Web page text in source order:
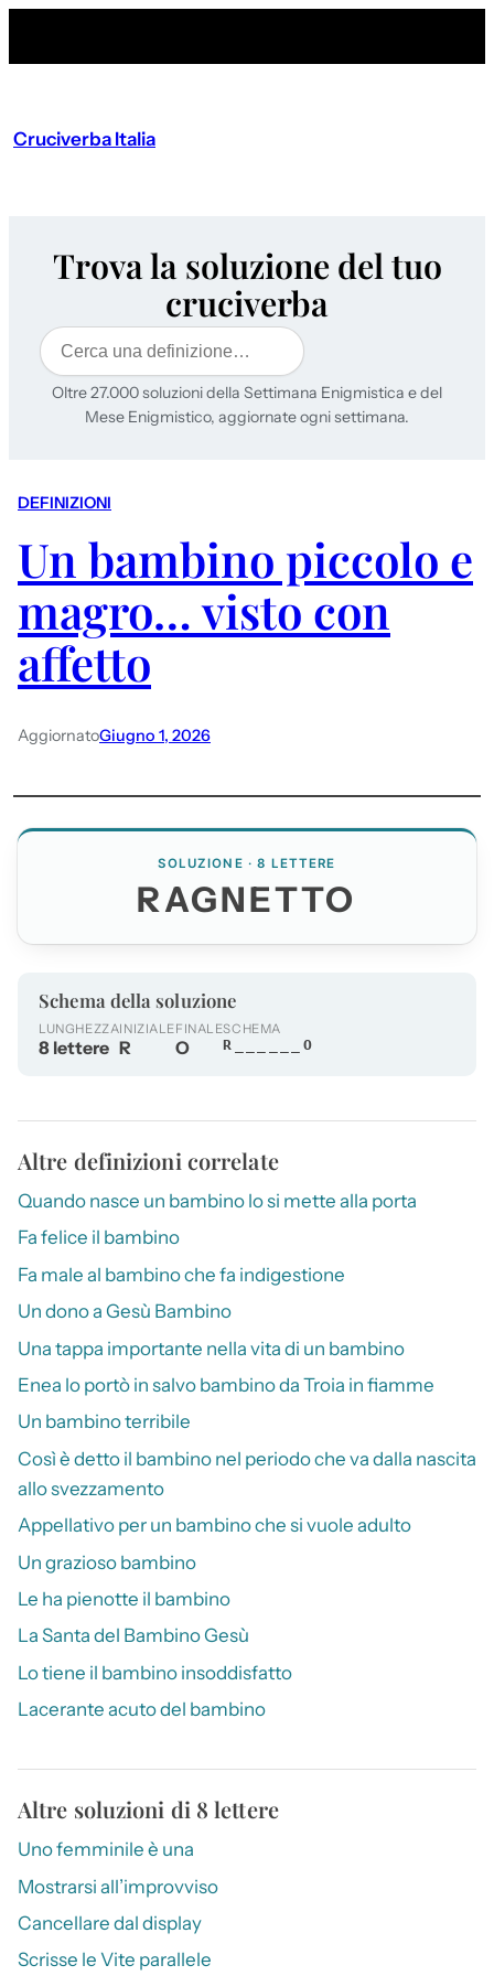
Cruciverba Italia
Trova la soluzione del tuo
cruciverba
Cerca
Oltre 27.000 soluzioni della Settimana Enigmistica e del
Mese Enigmistico, aggiornate ogni settimana.
DEFINIZIONI
Un bambino piccolo e
magro… visto con
affetto
AggiornatoGiugno 1, 2026
SOLUZIONE · 8 LETTERE
RAGNETTO
Schema della soluzione
LUNGHEZZA
8 lettere
INIZIALE
R
FINALE
O
SCHEMA
R______O
Altre definizioni correlate
Quando nasce un bambino lo si mette alla porta
Fa felice il bambino
Fa male al bambino che fa indigestione
Un dono a Gesù Bambino
Una tappa importante nella vita di un bambino
Enea lo portò in salvo bambino da Troia in fiamme
Un bambino terribile
Così è detto il bambino nel periodo che va dalla nascita
allo svezzamento
Appellativo per un bambino che si vuole adulto
Un grazioso bambino
Le ha pienotte il bambino
La Santa del Bambino Gesù
Lo tiene il bambino insoddisfatto
Lacerante acuto del bambino
Altre soluzioni di 8 lettere
Uno femminile è una
Mostrarsi all’improvviso
Cancellare dal display
Scrisse le Vite parallele